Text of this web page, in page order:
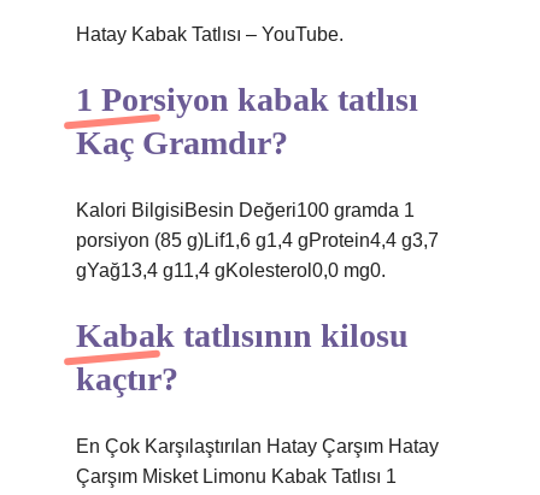
Hatay Kabak Tatlısı – YouTube.
1 Porsiyon kabak tatlısı
Kaç Gramdır?
Kalori BilgisiBesin Değeri100 gramda 1
porsiyon (85 g)Lif1,6 g1,4 gProtein4,4 g3,7
gYağ13,4 g11,4 gKolesterol0,0 mg0.
Kabak tatlısının kilosu
kaçtır?
En Çok Karşılaştırılan Hatay Çarşım Hatay
Çarşım Misket Limonu Kabak Tatlısı 1